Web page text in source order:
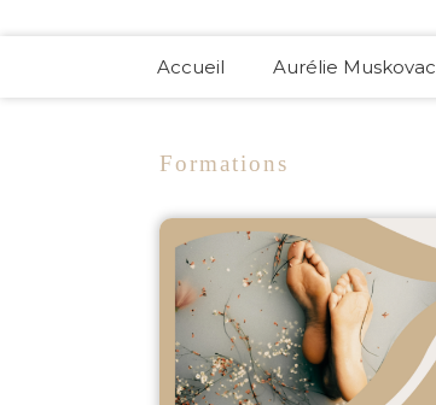
Accueil Aurélie Muskovac
Formations